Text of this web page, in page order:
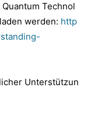
Technol
werden: http
Unterstützun